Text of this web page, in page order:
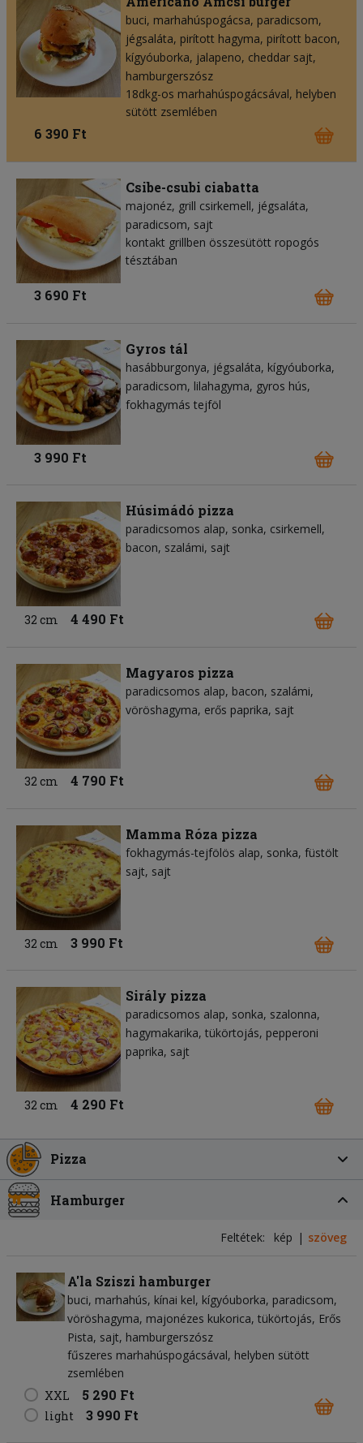
buci marhahúspogácsa paradicsom
jégsaláta pirított hagyma pirított bacon
kígyóuborka jalapeno cheddar sajt
hamburgerszósz
18dkg-os marhahúspogácsával, helyben
sütött zsemlében
6 390 Ft
Csibe-csubi ciabatta
majonéz grill csirkemell jégsaláta
paradicsom sajt
kontakt grillben összesütött ropogós
tésztában
3 690 Ft
Gyros tál
hasábburgonya jégsaláta kígyóuborka
paradicsom lilahagyma gyros hús
fokhagymás tejföl
3 990 Ft
Húsimádó pizza
paradicsomos alap sonka csirkemell
bacon szalámi sajt
32 cm 4 490 Ft
Magyaros pizza
paradicsomos alap bacon szalámi
vöröshagyma erős paprika sajt
32 cm 4 790 Ft
Mamma Róza pizza
fokhagymás-tejfölös alap sonka füstölt
sajt sajt
32 cm 3 990 Ft
Sirály pizza
paradicsomos alap sonka szalonna
hagymakarika tükörtojás pepperoni
paprika sajt
32 cm 4 290 Ft
Pizza
Hamburger
Feltétek: kép szöveg
A'la Sziszi hamburger
buci marhahús kínai kel kígyóuborka paradicsom
vöröshagyma majonézes kukorica tükörtojás Erős
Pista sajt hamburgerszósz
fűszeres marhahúspogácsával, helyben sütött
zsemlében
XXL
5 290 Ft
light 3 990 Ft